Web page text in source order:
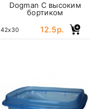
Dogman С высоким
бортиком
42x30 12.5р.